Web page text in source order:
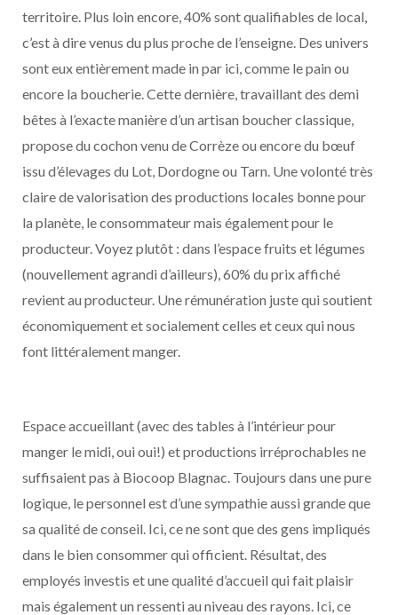
territoire. Plus loin encore, 40% sont qualifiables de local,
c’est à dire venus du plus proche de l’enseigne. Des univers
sont eux entièrement made in par ici, comme le pain ou
encore la boucherie. Cette dernière, travaillant des demi
bêtes à l’exacte manière d’un artisan boucher classique,
propose du cochon venu de Corrèze ou encore du bœuf
issu d’élevages du Lot, Dordogne ou Tarn. Une volonté très
claire de valorisation des productions locales bonne pour
la planète, le consommateur mais également pour le
producteur. Voyez plutôt : dans l’espace fruits et légumes
(nouvellement agrandi d’ailleurs), 60% du prix affiché
revient au producteur. Une rémunération juste qui soutient
économiquement et socialement celles et ceux qui nous
font littéralement manger.
Espace accueillant (avec des tables à l’intérieur pour
manger le midi, oui oui!) et productions irréprochables ne
suffisaient pas à Biocoop Blagnac. Toujours dans une pure
logique, le personnel est d’une sympathie aussi grande que
sa qualité de conseil. Ici, ce ne sont que des gens impliqués
dans le bien consommer qui officient. Résultat, des
employés investis et une qualité d’accueil qui fait plaisir
mais également un ressenti au niveau des rayons. Ici, ce